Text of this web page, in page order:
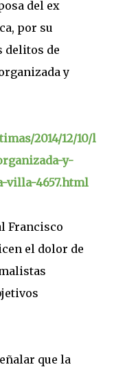
del ex
por su
delitos de
y
2014/12/10/l
y-
villa-4657.html
Francisco
el dolor de
que la